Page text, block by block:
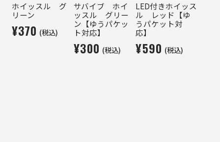
ホイッスル グ
リーン
¥370 (税込)
サバイブ ホイ
ッスル グリー
ン【ゆうパケッ
ト対応】
¥300 (税込)
LED付きホイッス
ル レッド【ゆ
うパケット対
応】
¥590 (税込)